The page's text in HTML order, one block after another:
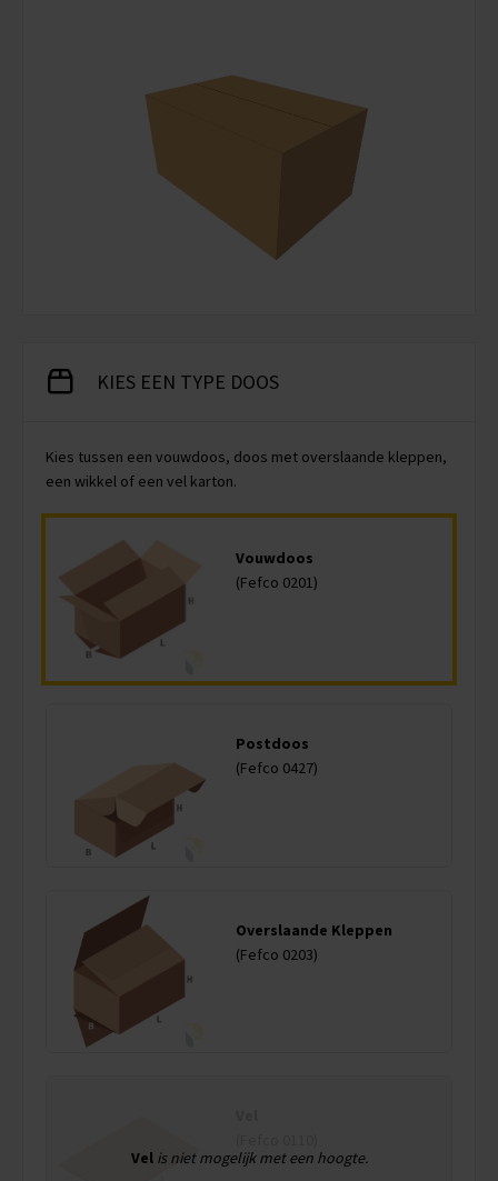
KIES EEN TYPE DOOS
Kies tussen een vouwdoos, doos met overslaande kleppen,
een wikkel of een vel karton.
Vouwdoos
(Fefco 0201)
Postdoos
(Fefco 0427)
Overslaande Kleppen
(Fefco 0203)
Velis niet mogelijk met een hoogte.